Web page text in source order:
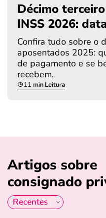
Décimo
INSS 2026:
Confira tudo sobre o
aposentados 2025:
de pagamento e se
recebem.
11 min Leitura
Artigos sobre
consignado